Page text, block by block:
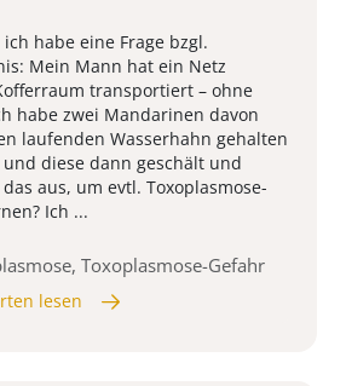
ich habe eine Frage bzgl.
Mein Mann hat ein Netz
transportiert – ohne
habe zwei Mandarinen davon
laufenden Wasserhahn gehalten
und diese dann geschält und
aus, um evtl. Toxoplasmose-
Ich ...
Toxoplasmose-Gefahr
lesen